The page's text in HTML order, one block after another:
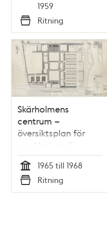
1959
Typ
Ritning
Skärholmens
centrum –
översiktsplan för
markbehandling
(torg och
planteringar m.m.)
Tid
1965 till 1968
Typ
Ritning